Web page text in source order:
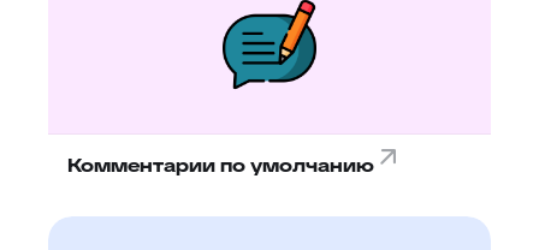
Комментарии по умолчанию